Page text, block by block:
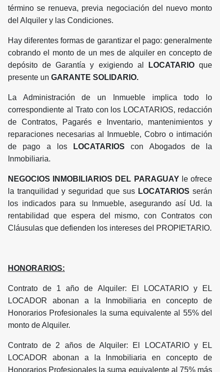
término se renueva, previa negociación del nuevo monto
del Alquiler y las Condiciones.
Hay diferentes formas de garantizar el pago: generalmente
cobrando el monto de un mes de alquiler en concepto de
depósito de Garantía y exigiendo al
LOCATARIOque
presente un GARANTE SOLIDARIO.
La Administración de un Inmueble implica todo lo
correspondiente al Trato con los LOCATARIOS, redacción
de Contratos, Pagarés e Inventario, mantenimientos y
reparaciones necesarias al Inmueble, Cobro o intimación
de pago a los
LOCATARIOS con Abogados de la
Inmobiliaria.
NEGOCIOS INMOBILIARIOS DEL PARAGUAYle ofrece
la tranquilidad y seguridad que sus LOCATARIOSserán
los indicados para su Inmueble, asegurando así Ud. la
rentabilidad que espera del mismo, con Contratos con
Cláusulas que defienden los intereses del PROPIETARIO.
HONORARIOS:
Contrato de 1 año de Alquiler: El LOCATARIO y EL
LOCADOR abonan a la Inmobiliaria en concepto de
Honorarios Profesionales la suma equivalente al 55% del
monto de Alquiler.
Contrato de 2 años de Alquiler: El LOCATARIO y EL
LOCADOR abonan a la Inmobiliaria en concepto de
Honorarios Profesionales la suma equivalente al 75% más